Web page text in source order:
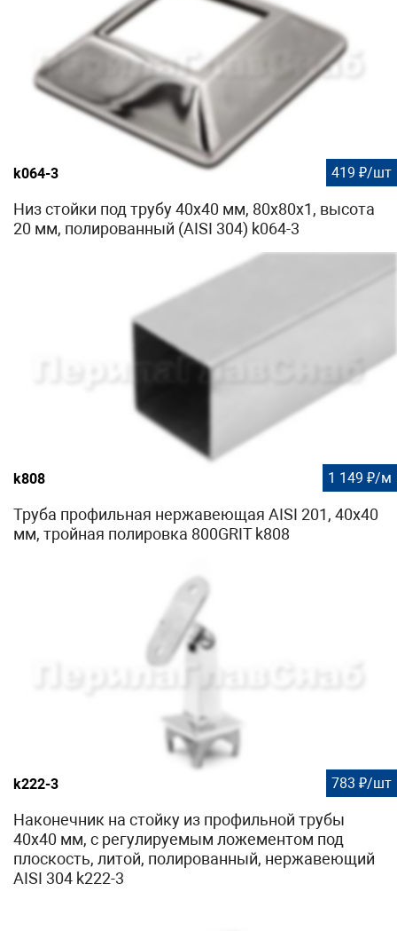
k064-3 419 ₽/шт
Низ стойки под трубу 40х40 мм, 80х80х1, высота
20 мм, полированный (AISI 304) k064-3
k808 1 149 ₽/м
Труба профильная нержавеющая AISI 201, 40х40
мм, тройная полировка 800GRIT k808
k222-3 783 ₽/шт
Наконечник на стойку из профильной трубы
40х40 мм, с регулируемым ложементом под
плоскость, литой, полированный, нержавеющий
AISI 304 k222-3